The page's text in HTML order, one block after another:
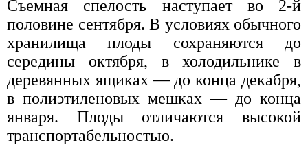
Съемная спелость наступает во 2-й
половине сентября. В условиях обычного
хранилища плоды сохраняются до
середины октября, в холодильнике в
деревянных ящиках — до конца декабря,
в полиэтиленовых мешках — до конца
января. Плоды отличаются высокой
транспортабельностью.